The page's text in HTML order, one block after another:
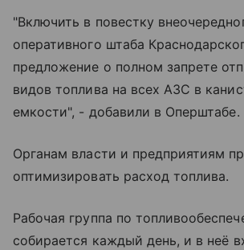
"Включить в повестку
оперативного штаба
предложение о полном запрете
видов топлива на всех АЗС в
емкости", - добавили в Оперштабе.
Органам власти и предприятиям
оптимизировать расход топлива.
Рабочая группа по
собирается каждый день, и в неё